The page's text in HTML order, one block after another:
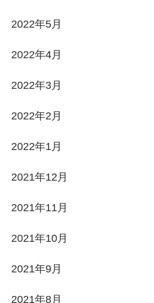
2022年5月
2022年4月
2022年3月
2022年2月
2022年1月
2021年12月
2021年11月
2021年10月
2021年9月
2021年8月